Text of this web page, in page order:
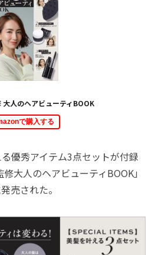
大人のヘアビューティBOOK
で購入する
優秀アイテム3点セットが付録
大人のヘアビューティBOOK」
売された。